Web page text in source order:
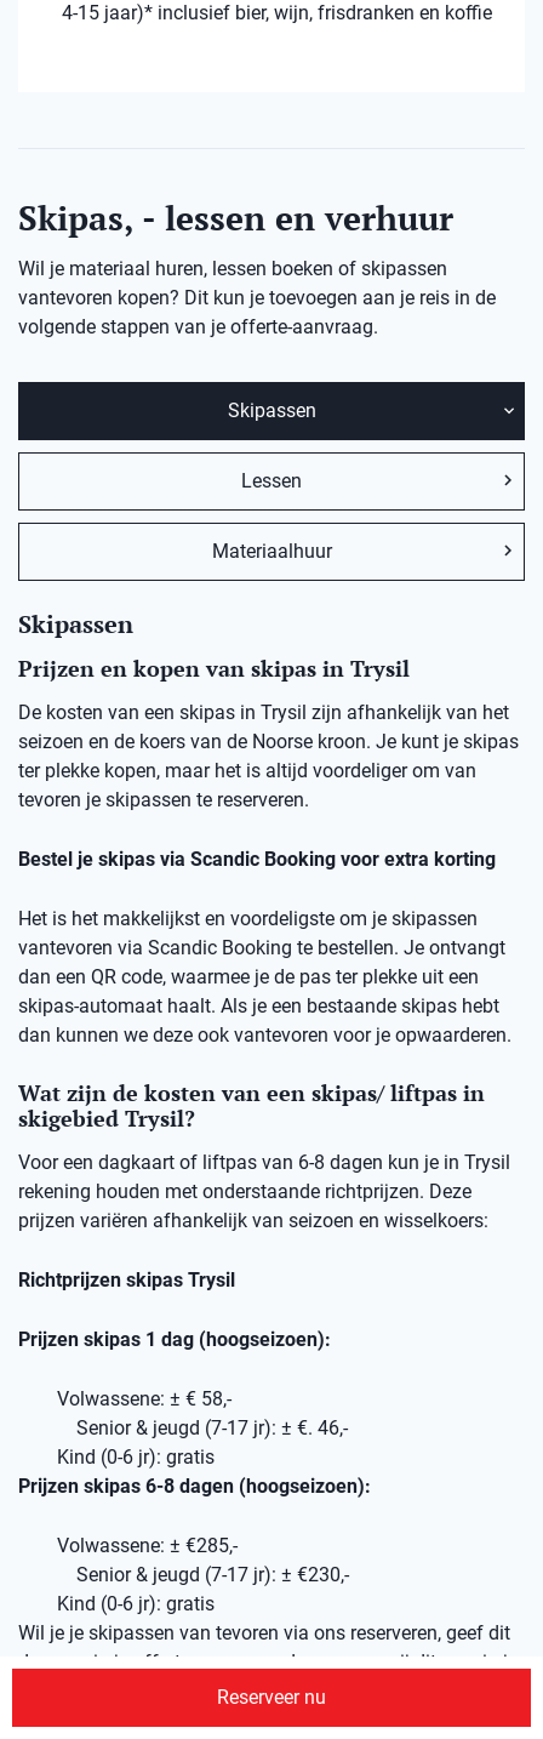
4-15 jaar)* inclusief bier, wijn, frisdranken en koffie
Skipas, - lessen en verhuur
Wil je materiaal huren, lessen boeken of skipassen
vantevoren kopen? Dit kun je toevoegen aan je reis in de
volgende stappen van je offerte-aanvraag.
Skipassen
Lessen
Materiaalhuur
Skipassen
Prijzen en kopen van skipas in Trysil
De kosten van een skipas in Trysil zijn afhankelijk van het
seizoen en de koers van de Noorse kroon. Je kunt je skipas
ter plekke kopen, maar het is altijd voordeliger om van
tevoren je skipassen te reserveren.
Bestel je skipas via Scandic Booking voor extra korting
Het is het makkelijkst en voordeligste om je skipassen
vantevoren via Scandic Booking te bestellen. Je ontvangt
dan een QR code, waarmee je de pas ter plekke uit een
skipas-automaat haalt. Als je een bestaande skipas hebt
dan kunnen we deze ook vantevoren voor je opwaarderen.
Wat zijn de kosten van een skipas/ liftpas in
skigebied Trysil?
Voor een dagkaart of liftpas van 6-8 dagen kun je in Trysil
rekening houden met onderstaande richtprijzen. Deze
prijzen variëren afhankelijk van seizoen en wisselkoers:
Richtprijzen skipas Trysil
Prijzen skipas 1 dag (hoogseizoen):
Volwassene: ± € 58,-
Senior & jeugd (7-17 jr): ± €. 46,-
Kind (0-6 jr): gratis
Prijzen skipas 6-8 dagen (hoogseizoen):
Volwassene: ± €285,-
Senior & jeugd (7-17 jr): ± €230,-
Kind (0-6 jr): gratis
Wil je je skipassen van tevoren via ons reserveren, geef dit
dan aan in je offerte-aanvraag, dan nemen wij dit mee in je
Reserveer nu